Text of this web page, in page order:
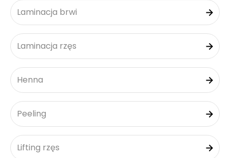
Laminacja brwi
Laminacja rzęs
Henna
Peeling
Lifting rzęs